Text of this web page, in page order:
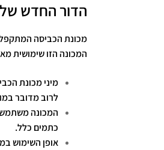
הדור החדש של
מכונת הכביסה
המכונה הזו שימושית
מיני מכונת
לרוב מדובר
המכונה
כתמים כלל.
אופן השימוש